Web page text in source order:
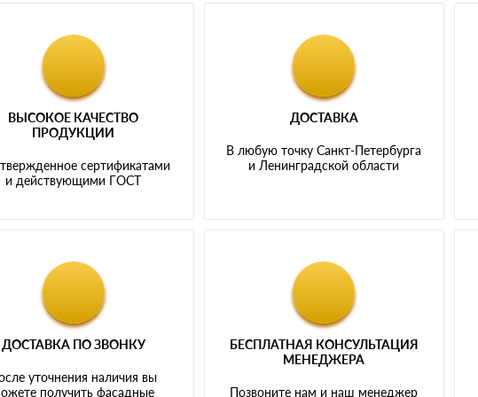
ВЫСОКОЕ КАЧЕСТВО
ПРОДУКЦИИ
сертификатами
и действующими ГОСТ
ДОСТАВКА
В любую точку Санкт-Петербурга
и Ленинградской области
ДОСТАВКА ПО ЗВОНКУ
уточнения наличия вы
получить фасадные
БЕСПЛАТНАЯ КОНСУЛЬТАЦИЯ
МЕНЕДЖЕРА
Позвоните нам и наш менеджер